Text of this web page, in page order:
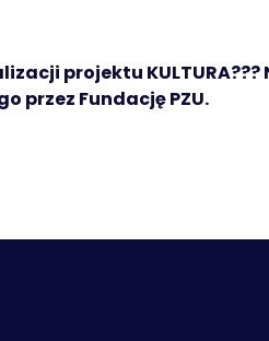
projektu KULTURA???
przez Fundację PZU.